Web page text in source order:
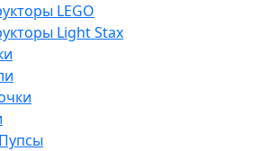
LEGO
Light Stax